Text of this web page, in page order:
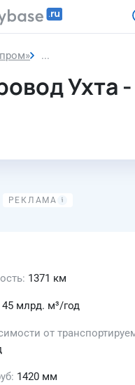
Газопровод Ухта -
Ухта
1371 км
45 млрд. м³/год
от
1420 мм